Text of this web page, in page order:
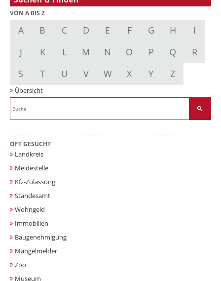
VON A BIS Z
A B C D E F G H
I
J
K L M N O P Q
R
S
T U V W X Y Z
Übersicht
OFT GESUCHT
Landkreis
Meldestelle
Kfz-Zulassung
Standesamt
Wohngeld
Immobilien
Baugenehmigung
Mängelmelder
Zoo
Museum